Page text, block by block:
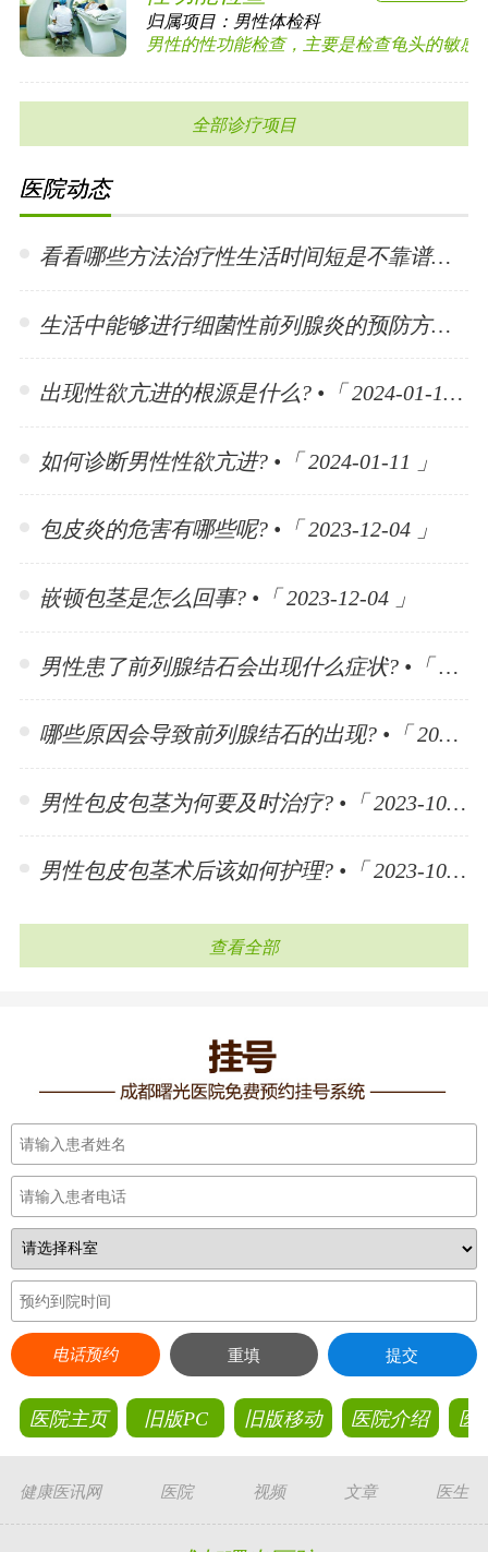
归属项目： 男性体检科
男性的性功能检查，主要是检查龟头的敏感
全部诊疗项目
医院动态
看看哪些方法治疗性生活时间短是不靠谱的? •「 2024-01-15 」
生活中能够进行细菌性前列腺炎的预防方法有哪些? •「 2024-01-15 」
出现性欲亢进的根源是什么? •「 2024-01-11 」
如何诊断男性性欲亢进? •「 2024-01-11 」
包皮炎的危害有哪些呢? •「 2023-12-04 」
嵌顿包茎是怎么回事? •「 2023-12-04 」
男性患了前列腺结石会出现什么症状? •「 2023-11-10 」
哪些原因会导致前列腺结石的出现? •「 2023-11-10 」
男性包皮包茎为何要及时治疗? •「 2023-10-30 」
男性包皮包茎术后该如何护理? •「 2023-10-30 」
查看全部
电话预约 重填 提交
医院主页 旧版PC 旧版移动 医院介绍 医
健康医讯网 医院 视频 文章 医生